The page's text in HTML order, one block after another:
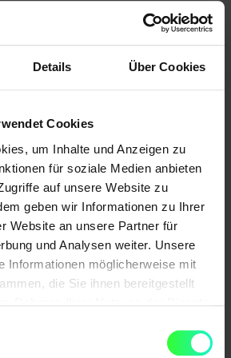
Details Über Cookies
Cookies
um Inhalte und Anzeigen zu
für soziale Medien anbieten
auf unsere Website zu
geben wir Informationen zu Ihrer
Website an unsere Partner für
und Analysen weiter. Unsere
Informationen möglicherweise mit
die Sie ihnen bereitgestellt
Ordner
kw
si
url